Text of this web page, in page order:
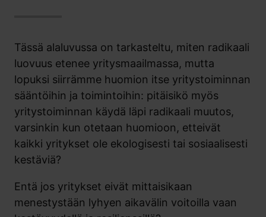
Tässä alaluvussa on tarkasteltu, miten radikaali
luovuus etenee yritysmaailmassa, mutta
lopuksi siirrämme huomion itse yritystoiminnan
sääntöihin ja toimintoihin: pitäisikö myös
yritystoiminnan käydä läpi radikaali muutos,
varsinkin kun otetaan huomioon, etteivät
kaikki yritykset ole ekologisesti tai sosiaalisesti
kestäviä?
Entä jos yritykset eivät mittaisikaan
menestystään lyhyen aikavälin voitoilla vaan